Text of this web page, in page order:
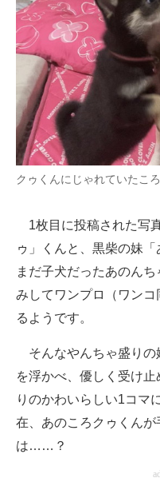
電子設計の基本と応用
エネルギーの専門メディア
建設×テクノロジーの最前線
ちょっと気になるネットの
クゥくんにじゃれていたこ
1枚目に投稿された写
ゥ」くんと、黒柴の妹「
まだ子犬だったあのん
みしてワンプロ（ワン
るようです。
そんなやんちゃ盛りの
を浮かべ、優しく受け
りのかわいらしい1コマ
在、あのころクゥくん
は……？